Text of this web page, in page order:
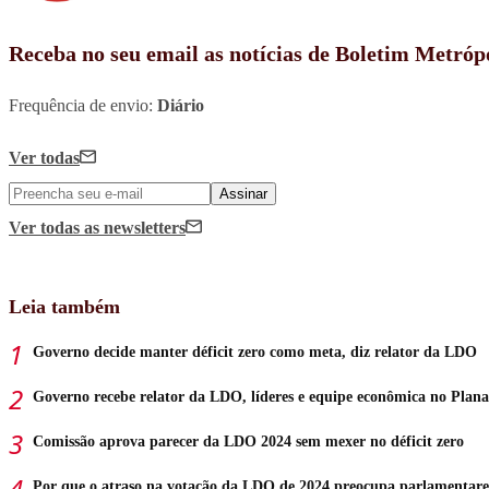
Receba no seu email as notícias de Boletim
Frequência de envio: Diário
Ver todas
Assinar
Ver todas as newsletters
Leia também
Governo decide manter déficit zero como meta, diz relator da LDO
Governo recebe relator da LDO, líderes e equipe econômica no
Comissão aprova parecer da LDO 2024 sem mexer no déficit zero